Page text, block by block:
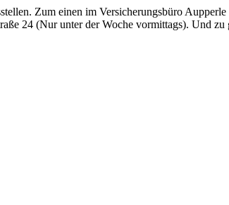
Zum einen im Versicherungsbüro
24 (Nur unter der Woche vormittags). Und